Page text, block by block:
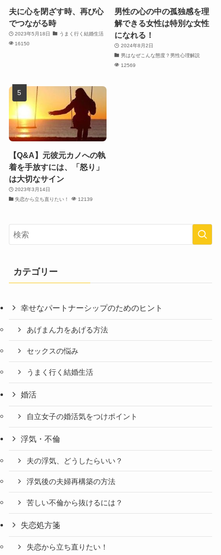
夫に心を閉ざす時、再び心
でつながる時
2023年5月18日
うまく行く結婚生活
16150
男性の心の中の孤独感を理
解できる女性は特別な女性
になれる！
2024年8月2日
男はなぜこんな態度？男性心理解説
12569
【Q&A】元彼元カノへの執
着を手放すには、「怒り」
は大切なサイン
2023年3月14日
失恋から立ち直りたい！
12139
カテゴリー
幸せなパートナーシップのためのヒント
あげまん力をあげる方法
セックスの悩み
うまく行く結婚生活
婚活
自立女子の婚活気をつけポイント
浮気・不倫
夫の浮気、どうしたらいい？
浮気後の夫婦再構築の方法
苦しい不倫から抜けるには？
失恋処方箋
失恋から立ち直りたい！